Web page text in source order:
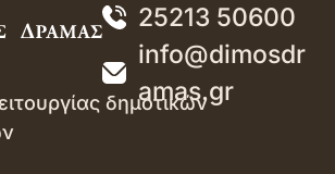
25213 50600
info@dimosdr
amas.gr
δημοτικών